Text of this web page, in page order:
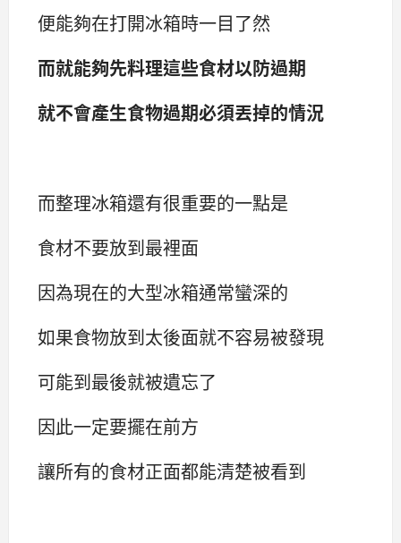
便能夠在打開冰箱時一目了然
而就能夠先料理這些食材以防過期
就不會產生食物過期必須丟掉的情況
而整理冰箱還有很重要的一點是
食材不要放到最裡面
因為現在的大型冰箱通常蠻深的
如果食物放到太後面就不容易被發現
可能到最後就被遺忘了
因此一定要擺在前方
讓所有的食材正面都能清楚被看到